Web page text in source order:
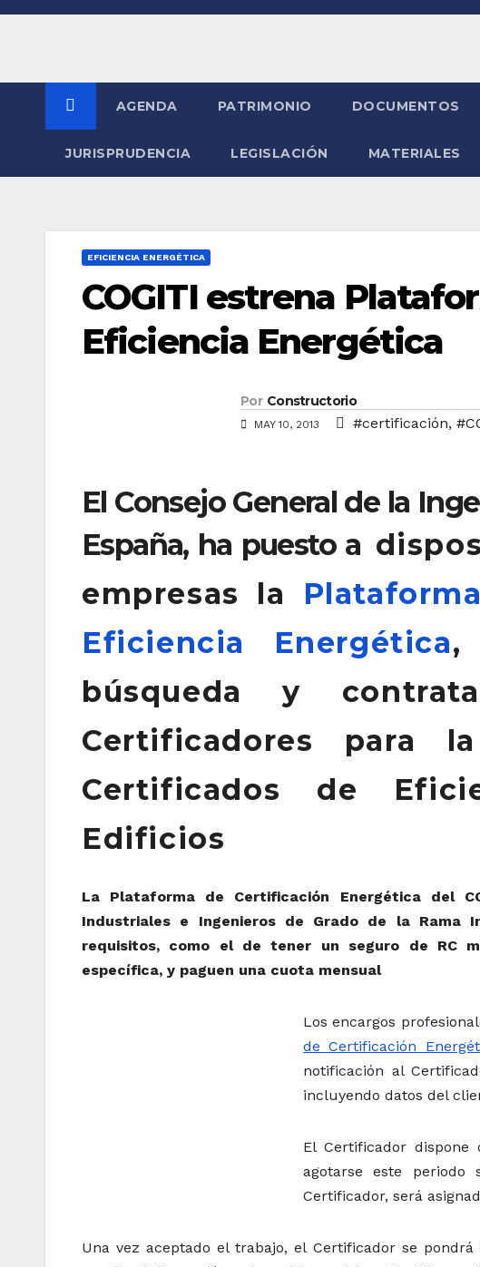
Saltar
AGENDA PATRIMONIO DOCUMENTOS
JURISPRUDENCIA LEGISLACIÓN MATERIALES
EFICIENCIA ENERGÉTICA
COGITI estrena
Eficiencia Energética
Por Constructorio
MAY 10, 2013 #certificación,
El Consejo General de la
España, ha puesto a
empresas la
Eficiencia Energética,
búsqueda y
Certificadores para
Certificados de
Edificios
La Plataforma de Certificación Energética del
Industriales e Ingenieros de Grado de la Rama
requisitos, como el de tener un seguro de RC
específica, y paguen una cuota mensual
Los encargos
de Certificación
notificación al
incluyendo datos del
El Certificador
agotarse este
Certificador, será
Una vez aceptado el trabajo, el Certificador se